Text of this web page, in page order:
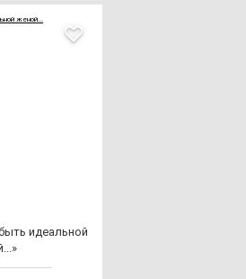
иде­аль­ной